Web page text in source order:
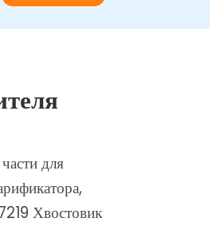
для
Хвостовик